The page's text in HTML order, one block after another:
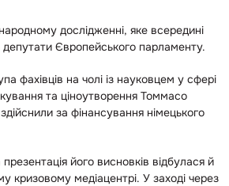
дослідженні, яке всередині
Європейського парламенту.
фахівців на чолі із науковцем у сфері
та ціноутворення Томмасо
за фінансування німецького
його висновків відбулася й
кризовому медіацентрі. У заході через